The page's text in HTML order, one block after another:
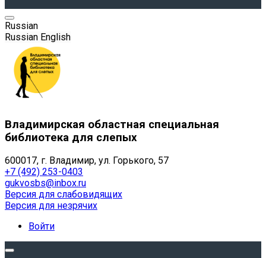
Russian
Russian English
Владимирская областная специальная
библиотека для слепых
600017, г. Владимир, ул. Горького, 57
+7 (492) 253-0403
gukvosbs@inbox.ru
Версия для слабовидящих
Версия для незрячих
Войти